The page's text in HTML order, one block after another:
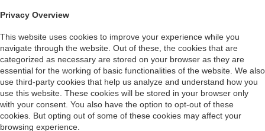
Privacy Overview
This website uses cookies to improve your experience while you
navigate through the website. Out of these, the cookies that are
categorized as necessary are stored on your browser as they are
essential for the working of basic functionalities of the website. We also
use third-party cookies that help us analyze and understand how you
use this website. These cookies will be stored in your browser only
with your consent. You also have the option to opt-out of these
cookies. But opting out of some of these cookies may affect your
browsing experience.